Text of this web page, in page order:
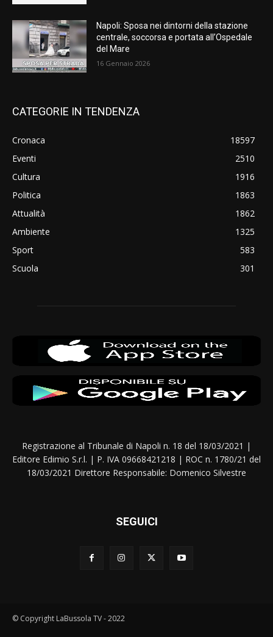
Napoli: Sposa nei dintorni della stazione
centrale, soccorsa e portata all’Ospedale
del Mare
16 Gennaio 2026
CATEGORIE IN TENDENZA
Cronaca
18597
Eventi
2510
Cultura
1916
Politica
1863
Attualità
1862
Ambiente
1325
Sport
583
Scuola
301
Registrazione al Tribunale di Napoli n. 18 del 18/03/2021 |
Editore Edimio S.r.l. | P. IVA 09668421218 | ROC n. 1780/21 del
18/03/2021 Direttore Responsabile: Domenico Silvestre
SEGUICI
© Copyright LaBussola TV - 2022